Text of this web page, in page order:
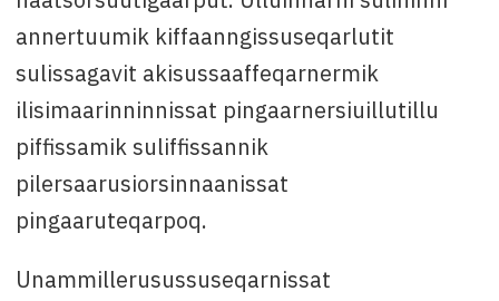
annertuumik kiffaanngissuseqarlutit
sulissagavit akisussaaffeqarnermik
ilisimaarinninnissat pingaarnersiuillutillu
piffissamik suliffissannik
pilersaarusiorsinnaanissat
pingaaruteqarpoq.
Unammillerusussuseqarnissat